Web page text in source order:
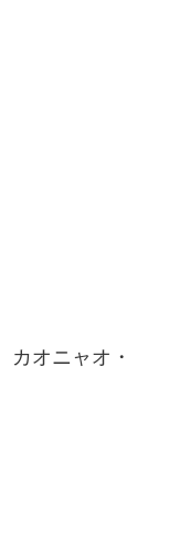
カオニャオ・